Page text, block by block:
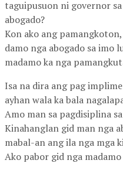
taguipusuon ni governor
abogado?
Kon ako ang
damo nga abogado sa imo
madamo ka nga
Isa na dira ang pag
ayhan wala ka bala
Amo man sa pagdisiplina
Kinahanglan gid man nga
mabal-an ang ila nga mga
Ako pabor gid nga